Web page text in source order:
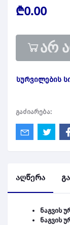
₾0.00
არ
სურვილების
გაძიარება:
აღწერა
ნაგვის
ნაგვის